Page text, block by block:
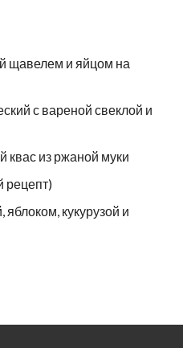
щавелем и яйцом на
с вареной свеклой и
из ржаной муки
рецепт)
кукурузой и